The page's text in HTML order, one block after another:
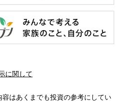
に関して
はあくまでも投資の参考にしてい